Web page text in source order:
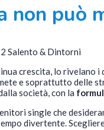
non può
Salento & Dintorni
crescita, lo rivelano
e soprattutto delle
società, con la
single che
divertente.